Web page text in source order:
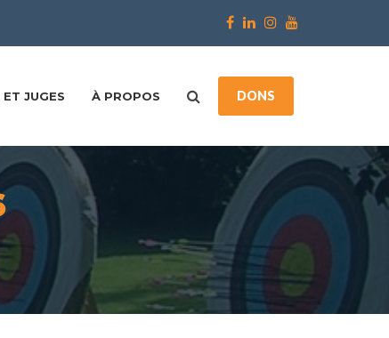
DONS
JUGES À PROPOS